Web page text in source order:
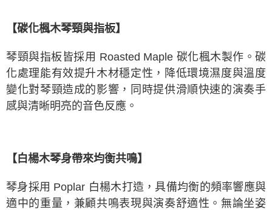
【碳化楓木琴頸與指板】
琴頸與指板皆採用 Roasted Maple 碳化楓木製作。碳
化處理能有效提升木材穩定性，降低環境濕度與溫度
變化對琴頸造成的影響，同時提供滑順快速的演奏手
感與清晰明亮的音色反應。
【白楊木琴身帶來均衡共鳴】
琴身採用 Poplar 白楊木打造，具備均衡的頻率響應與
適中的重量，兼顧共鳴表現與演奏舒適性。無論坐姿